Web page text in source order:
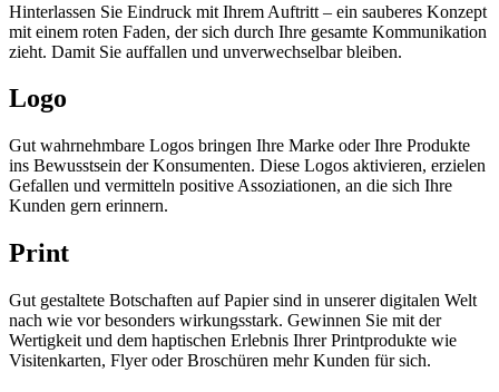
Hinterlassen Sie Eindruck mit Ihrem Auftritt – ein sauberes Konzept
mit einem roten Faden, der sich durch Ihre gesamte Kommunikation
zieht. Damit Sie auffallen und unverwechselbar bleiben.
Logo
Gut wahrnehmbare Logos bringen Ihre Marke oder Ihre Produkte
ins Bewusstsein der Konsumenten. Diese Logos aktivieren, erzielen
Gefallen und vermitteln positive Assoziationen, an die sich Ihre
Kunden gern erinnern.
Print
Gut gestaltete Botschaften auf Papier sind in unserer digitalen Welt
nach wie vor besonders wirkungsstark. Gewinnen Sie mit der
Wertigkeit und dem haptischen Erlebnis Ihrer Printprodukte wie
Visitenkarten, Flyer oder Broschüren mehr Kunden für sich.